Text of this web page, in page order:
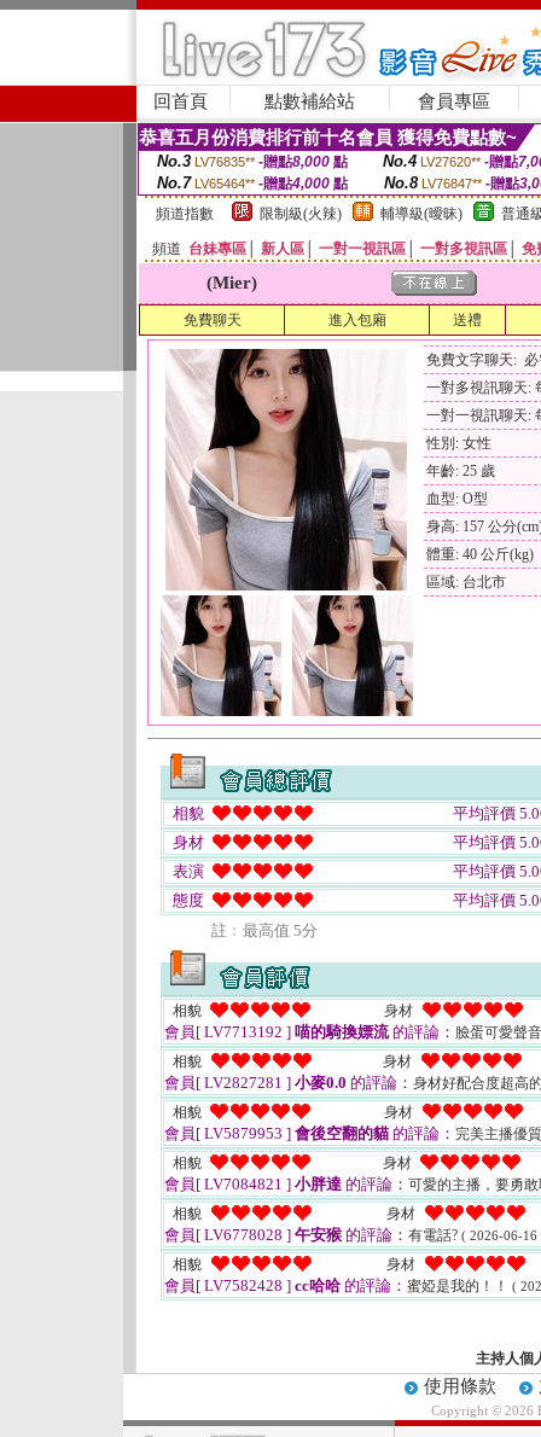
回首頁 點數補給站 會員專區
恭喜五月份消費排行前十名會員 獲得免費點數~
No.3 LV76835** -贈點8,000點 No.4 LV27620** -贈點
No.7 LV65464** -贈點4,000 點 No.8 LV76847** -贈點
頻道指數
限制級(火辣) 輔導級(曖昧) 普通
頻道 台妹專區 新人區 一對一視訊區 一對多視訊區 免
(Mier)
免費聊天 進入包廂 送禮
免費文字聊天:
一對多視訊聊天:
一對一視訊聊天:
性別: 女性
年齡: 25 歲
血型: O型
身高: 157 公分
體重: 40 公斤(kg)
區域: 台北市
相貌
平均評價
身材
平均評價
表演
平均評價
態度
平均評價
註﹕最高值 5分
相貌 身材
會員[ LV7713192 ] 喵的騎換嫖流的評論： 臉蛋可愛聲
相貌
身材
會員[ LV2827281 ] 小麥0.0 的評論： 身材好配合度超高
相貌
身材
會員[ LV5879953 ] 會後空翻的貓 的評論： 完美主播優
相貌
身材
會員[ LV7084821 ] 小胖達 的評論： 可愛的主播，要勇
相貌
身材
會員[ LV6778028 ] 午安猴 的評論： 有電話? ( 2026-06-16
相貌 身材
會員[ LV7582428 ] cc哈哈 的評論： 蜜婭是我的！！ (
主持人個
使用條款
Copyright © 2026